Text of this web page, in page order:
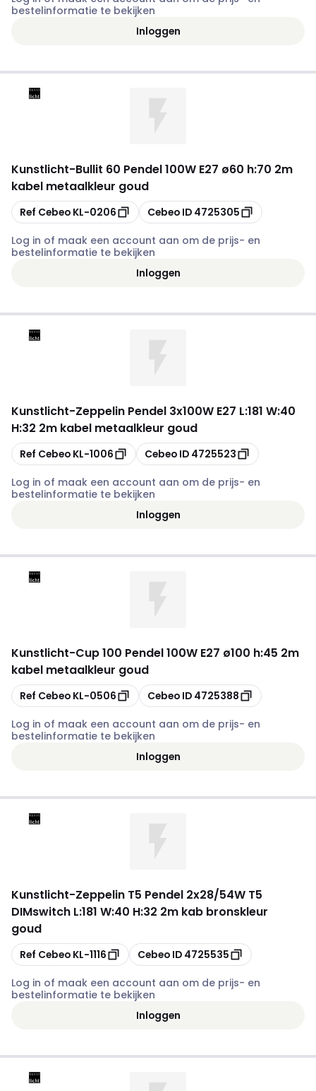
bestelinformatie te bekijken
Inloggen
Kunstlicht-Bullit 60 Pendel 100W E27 ø60 h:70 2m
kabel metaalkleur goud
Kopiëren
Ref Cebeo KL-0206 Kopiëren
Cebeo ID 4725305
Log in of maak een account aan om de prijs- en
bestelinformatie te bekijken
Inloggen
Kunstlicht-Zeppelin Pendel 3x100W E27 L:181 W:40
H:32 2m kabel metaalkleur goud
Kopiëren
Ref Cebeo KL-1006 Kopiëren
Cebeo ID 4725523
Log in of maak een account aan om de prijs- en
bestelinformatie te bekijken
Inloggen
Kunstlicht-Cup 100 Pendel 100W E27 ø100 h:45 2m
kabel metaalkleur goud
Kopiëren
Ref Cebeo KL-0506 Kopiëren
Cebeo ID 4725388
Log in of maak een account aan om de prijs- en
bestelinformatie te bekijken
Inloggen
Kunstlicht-Zeppelin T5 Pendel 2x28/54W T5
DIMswitch L:181 W:40 H:32 2m kab bronskleur
goud
Kopiëren
Ref Cebeo KL-1116 Kopiëren
Cebeo ID 4725535
Log in of maak een account aan om de prijs- en
bestelinformatie te bekijken
Inloggen